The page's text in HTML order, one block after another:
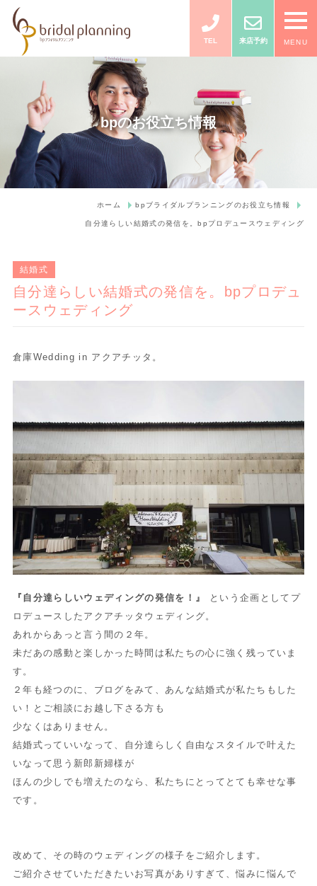
TEL 来店予約 MENU
bpのお役立ち情報
ホーム bpブライダルプランニングのお役立ち情報
自分達らしい結婚式の発信を。bpプロデュースウェディング
結婚式
自分達らしい結婚式の発信を。bpプロデュ
ースウェディング
倉庫Wedding in アクアチッタ。
『自分達らしいウェディングの発信を！』
という企画としてプ
ロデュースしたアクアチッタウェディング。
あれからあっと言う間の２年。
未だあの感動と楽しかった時間は私たちの心に強く残っていま
す。
２年も経つのに、ブログをみて、あんな結婚式が私たちもした
い！とご相談にお越し下さる方も
少なくはありません。
結婚式っていいなって、自分達らしく自由なスタイルで叶えた
いなって思う新郎新婦様が
ほんの少しでも増えたのなら、私たちにとってとても幸せな事
です。
改めて、その時のウェディングの様子をご紹介します。
ご紹介させていただきたいお写真がありすぎて、悩みに悩んで